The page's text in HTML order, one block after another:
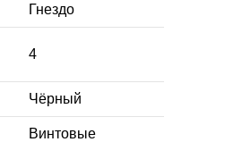
Гнездо
4
Чёрный
Винтовые